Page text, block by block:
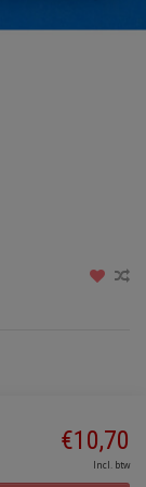
€10,70
Incl. btw